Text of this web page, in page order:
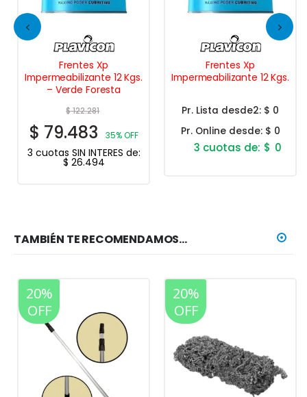
Frentes Xp
Impermeabilizante 12 Kgs.
– Verde Foresta
$122.281
$ 79.483 35% OFF
3 cuotas SIN INTERES de:
$ 26.494
Frentes Xp
Impermeabilizante 12 Kgs.
Pr. Lista desde2: $ 0
Pr. Online desde: $ 0
$ 0
TAMBIÉN TE RECOMENDAMOS…
20%
OFF
20%
OFF